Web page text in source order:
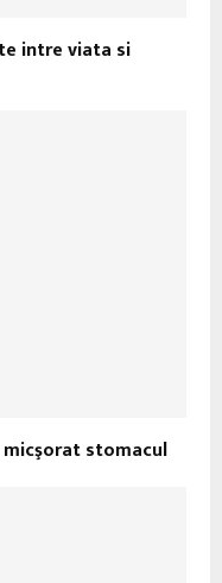
intre viata si
micşorat stomacul